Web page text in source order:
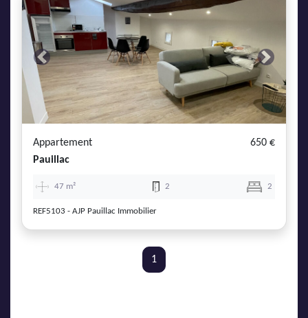
Previous Next
Appartement
650 €
Pauillac
47 m² 2 2
REF5103 - AJP Pauillac Immobilier
1